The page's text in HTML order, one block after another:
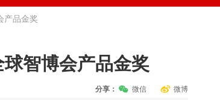
产品金奖
智博会产品金奖
分享： 微信 微博